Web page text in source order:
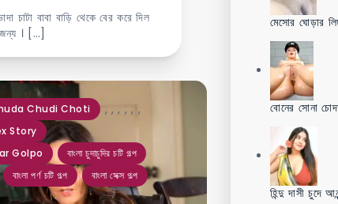
চাটা বাবা বাড়ি থেকে বের করে দিল
জন্য । […]
Chudi Choti ,
Story
,
Golpo
,
বাংলা চুদাচুদির চটি গল্প
,,
বাংলা পর্ণ চটি গল্প
,
বাংলা সেক্স গল্প
মেসোর ঘোড়ার
বোনের সোনা
হিন্দু দাসী চুদে